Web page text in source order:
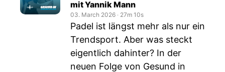
mit Yannik Mann
03. March 2026 ‧ 27m 10s
Padel ist längst mehr als nur ein
Trendsport. Aber was steckt
eigentlich dahinter? In der
neuen Folge von Gesund in